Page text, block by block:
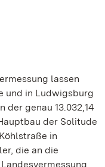
lassen
und in Ludwigsburg
der genau 13.032,14
der Solitude
in
die an die